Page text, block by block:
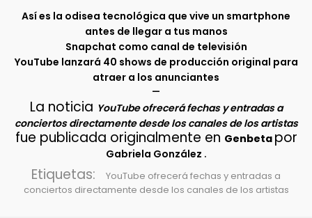
Así es la odisea tecnológica que vive un smartphone
antes de llegar a tus manos
Snapchat como canal de televisión
YouTube lanzará 40 shows de producción original para
atraer a los anunciantes
–
La noticia YouTube ofrecerá fechas y entradas a
conciertos directamente desde los canales de los artistas
fue publicada originalmente en Genbeta por
Gabriela González .
Etiquetas:
YouTube ofrecerá fechas y entradas a
conciertos directamente desde los canales de los artistas